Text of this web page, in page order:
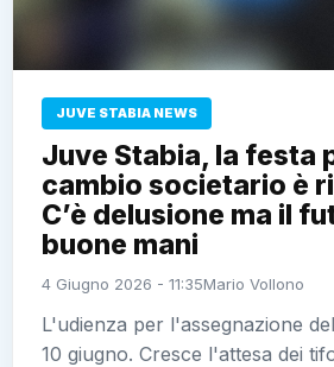
JUVE STABIA NEWS
Juve Stabia, la festa
cambio societario è
C’è delusione ma il
buone mani
4 Giugno 2026 - 11:35Mario Vollono
L'udienza per l'assegnazione
10 giugno. Cresce l'attesa dei